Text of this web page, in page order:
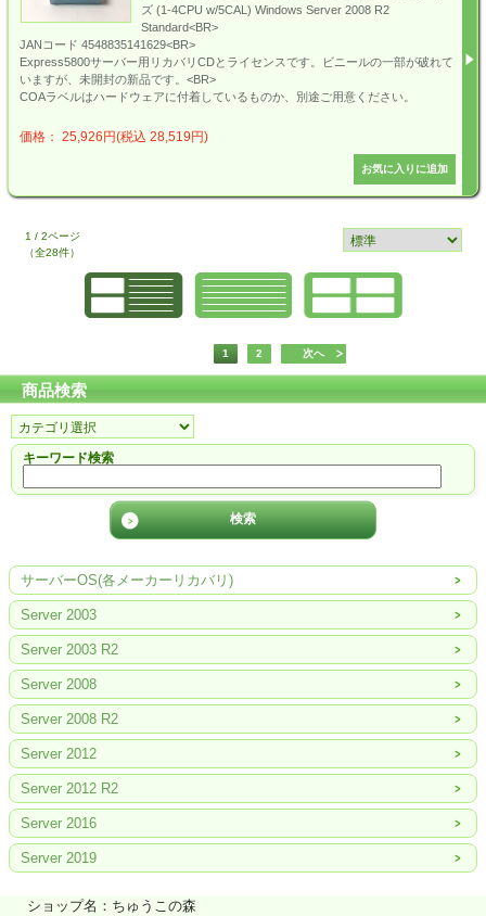
ズ (1-4CPU w/5CAL) Windows Server 2008 R2
Standard<BR>
JANコード 4548835141629<BR>
Express5800サーバー用リカバリCDとライセンスです。ビニールの一部が破れて
いますが、未開封の新品です。<BR>
COAラベルはハードウェアに付着しているものか、別途ご用意ください。
価格： 25,926円(税込 28,519円)
1 / 2ページ
（全28件）
1 2 次へ
商品検索
キーワード検索
サーバーOS(各メーカーリカバリ)
Server 2003
Server 2003 R2
Server 2008
Server 2008 R2
Server 2012
Server 2012 R2
Server 2016
Server 2019
ショップ名：ちゅうこの森